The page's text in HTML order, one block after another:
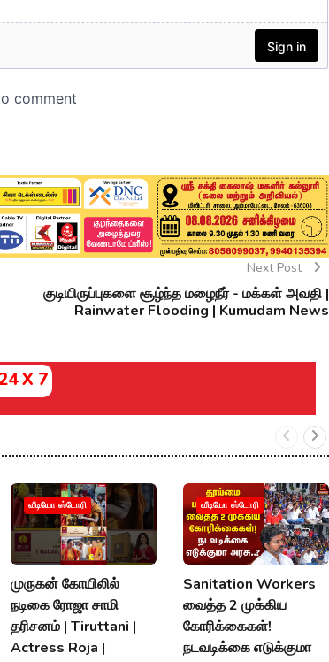
Next Post
குடியிருப்புகளை சூழ்ந்த மழைநீர் - மக்கள் அவதி |
Rainwater Flooding | Kumudam News
X 7
வீடியோ ஸ்டோரி
முருகன் கோயிலில்
நடிகை ரோஜா சாமி
தரிசனம் | Tiruttani |
Actress Roja |
வீடியோ ஸ்டோரி
Sanitation Workers
வைத்த 2 முக்கிய
கோரிக்கைகள்!
நடவடிக்கை எடுக்குமா